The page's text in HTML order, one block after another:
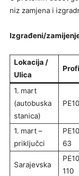
niz zamjena i
Izgrađeni/
Lokacija /
Ulica
1. mart
(autobuska
stanica)
1. mart –
priključci
63
Sarajevska
110